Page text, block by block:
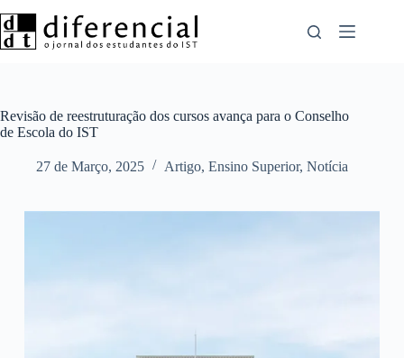
para
o
Revisão de reestruturação dos cursos avança para o Conselho
de Escola do IST
27 de Março, 2025 Artigo, Ensino Superior, Notícia